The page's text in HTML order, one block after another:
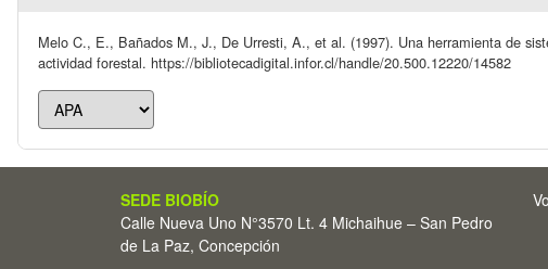
Melo C., E., Bañados M., J., De Urresti, A., et al. (1997). Una herramienta de
actividad forestal. https://bibliotecadigital.infor.cl/handle/20.500.12220/14582
SEDE BIOBÍO
Calle Nueva Uno N°3570 Lt. 4 Michaihue – San Pedro
de La Paz, Concepción